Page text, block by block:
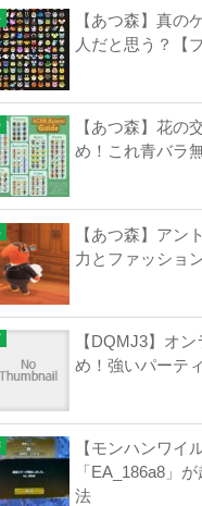
【あつ森】真の
人だと思う？【
【あつ森】花の
め！これ青バラ
【あつ森】アン
力とファッショ
【DQMJ3】オ
め！強いパーテ
【モンハンワイ
「EA_186a8」
法